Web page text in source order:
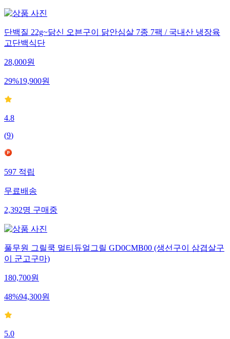
단백질 22g~닭신 오븐구이 닭안심살 7종 7팩 / 국내산 냉장육
고단백식단
28,000원
29%19,900원
4.8
(9)
597 적립
무료배송
2,392명 구매중
풀무원 그릴쿡 멀티듀얼그릴 GD0CMB00 (생선구이 삼겹살구
이 군고구마)
180,700원
48%94,300원
5.0